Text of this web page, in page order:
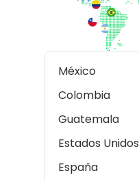
México
Colombia
Guatemala
Estados Unidos
España